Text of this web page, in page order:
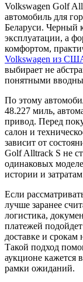
Volkswagen Golf
автомобиль для
Беларуси. Черный
эксплуатации, а
комфортом,
Volkswagen из
выбирает не
понятными
По этому
48.227 миль,
привод. Перед
салон и
зависит от
Golf Alltrack S не
одинаковых
истории и
Если
лучше заранее
логистика,
платежей подойдет
доставке и
Такой подход
аукционе кажется
рамки ожиданий.